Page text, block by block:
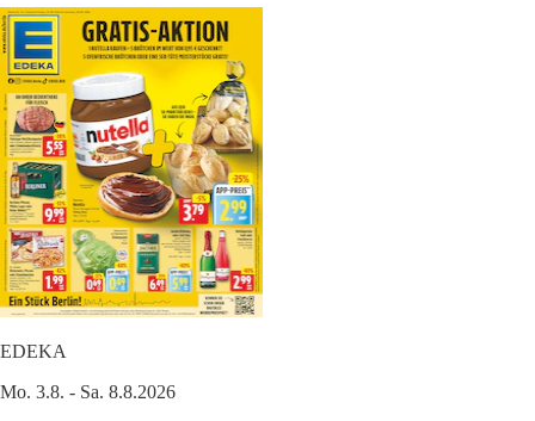
EDEKA
Mo. 3.8. - Sa. 8.8.2026